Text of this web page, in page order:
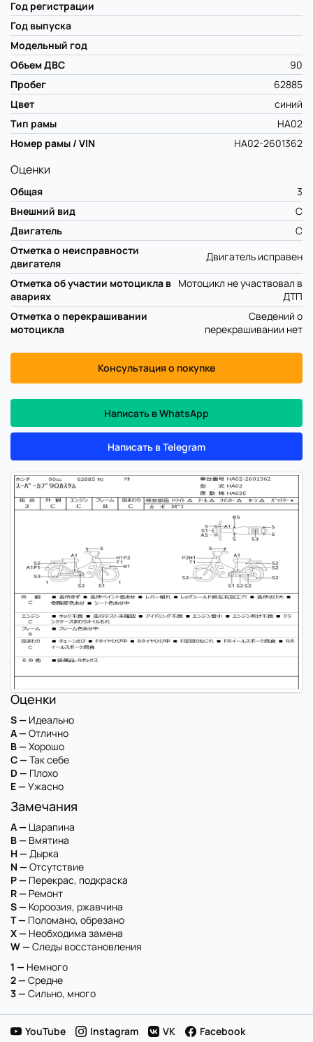
Год регистрации
Год выпуска
Модельный год
Объем ДВС
90
Пробег
62885
Цвет
синий
Тип рамы
HA02
Номер рамы / VIN
HA02-2601362
Оценки
Общая
3
Внешний вид
C
Двигатель
C
Отметка о неисправности
двигателя
Двигатель исправен
Отметка об участии мотоцикла в
авариях
Мотоцикл не участвовал в
ДТП
Отметка о перекрашивании
мотоцикла
Сведений о
перекрашивании нет
Консультация о покупке
Написать в WhatsApp
Написать в Telegram
Оценки
S — Идеально
A — Отлично
B — Хорошо
C — Так себе
D — Плохо
E — Ужасно
Замечания
A — Царапина
B — Вмятина
H — Дырка
N — Отсутствие
P — Перекрас, подкраска
R — Ремонт
S — Короозия, ржавчина
T — Поломано, обрезано
X — Необходима замена
W — Следы восстановления
1 — Немного
2 — Средне
3 — Сильно, много
YouTube Instagram VK Facebook